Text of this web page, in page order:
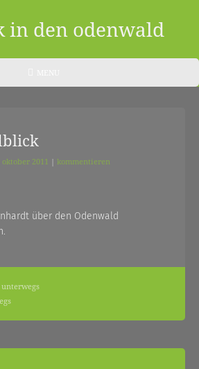
in den odenwald
oktober 2011 | kommentieren
über den Odenwald
unterwegs